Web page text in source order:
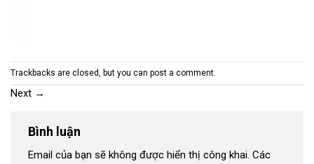
Trackbacks are closed, but you can post a comment.
Next →
Bình luận
Email của bạn sẽ không được hiển thị công khai. Các